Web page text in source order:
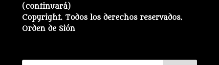
(continuará)
Copyright. Todos los derechos reservados.
Orden de Sión